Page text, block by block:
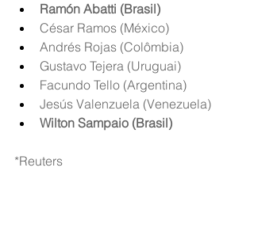
Ramón Abatti (Brasil)
César Ramos (México)
Andrés Rojas (Colômbia)
Gustavo Tejera (Uruguai)
Facundo Tello (Argentina)
Jesús Valenzuela (Venezuela)
Wilton Sampaio (Brasil)
*Reuters